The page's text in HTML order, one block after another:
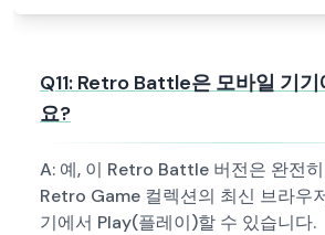
Q11: Retro Battle은 모바일 기기
요?
A: 예, 이 Retro Battle 버전은 완전
Retro Game 컬렉션의 최신 브라우
기에서 Play(플레이)할 수 있습니다.